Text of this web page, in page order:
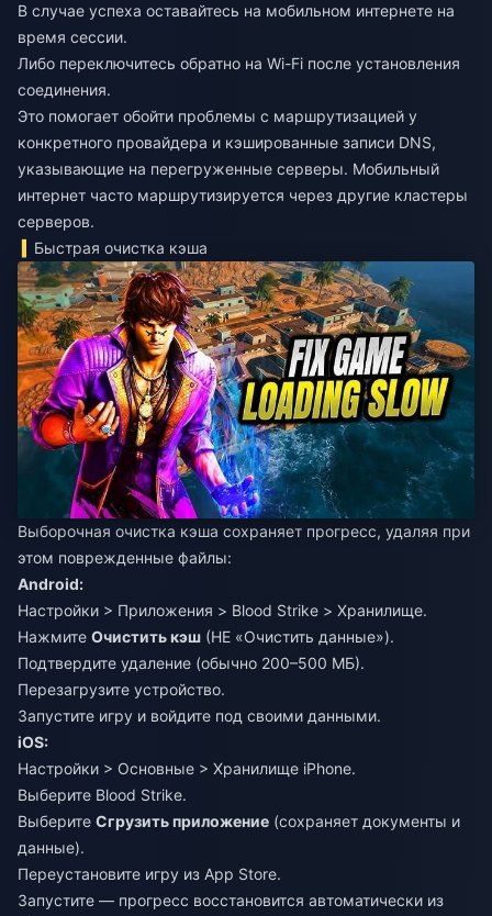
В случае успеха оставайтесь на мобильном интернете на
время сессии.
Либо переключитесь обратно на Wi-Fi после установления
соединения.
Это помогает обойти проблемы с маршрутизацией у
конкретного провайдера и кэшированные записи DNS,
указывающие на перегруженные серверы. Мобильный
интернет часто маршрутизируется через другие кластеры
серверов.
Быстрая очистка кэша
Выборочная очистка кэша сохраняет прогресс, удаляя при
этом поврежденные файлы:
Android:
Настройки > Приложения > Blood Strike > Хранилище.
Нажмите Очистить кэш (НЕ «Очистить данные»).
Подтвердите удаление (обычно 200–500 МБ).
Перезагрузите устройство.
Запустите игру и войдите под своими данными.
iOS:
Настройки > Основные > Хранилище iPhone.
Выберите Blood Strike.
Выберите Сгрузить приложение (сохраняет документы и
данные).
Переустановите игру из App Store.
Запустите — прогресс восстановится автоматически из